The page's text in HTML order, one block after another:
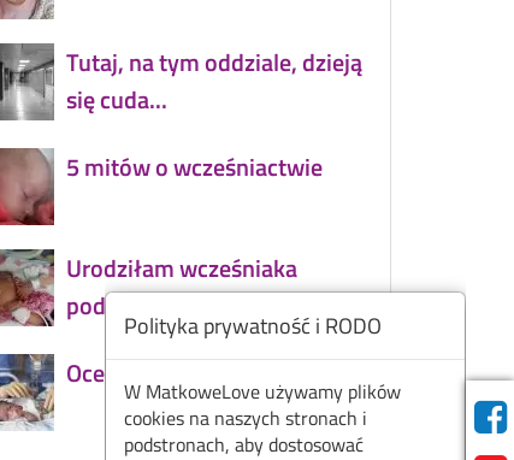
Tutaj, na tym oddziale, dzieją
się cuda...
5 mitów o wcześniactwie
Urodziłam wcześniaka
podczas pandemii
Ocena dojrzałości wcześniaka
Polityka prywatność i RODO
W MatkoweLove używamy plików
cookies na naszych stronach i
podstronach, aby dostosować